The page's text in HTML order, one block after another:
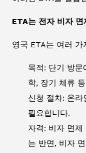
ETA는 전자 비자
영국 ETA는 여러
목적: 단기 방
학, 장기 체류
신청 절차: 온
필요합니다.
자격: 비자 면
는 반면, 비자